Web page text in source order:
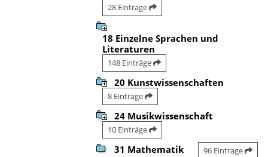
28 Einträge
18 Einzelne Sprachen und
Literaturen
148 Einträge
20 Kunstwissenschaften
8 Einträge
24 Musikwissenschaft
10 Einträge
31 Mathematik 96 Einträge